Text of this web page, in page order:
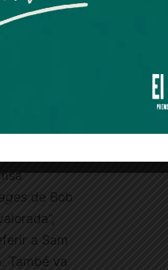
purista del
temps,
algunes de
Film
de Bob
a Sam
També va
comunicacions
el servei. Aquest
qualsevol moment
a tots els correus.